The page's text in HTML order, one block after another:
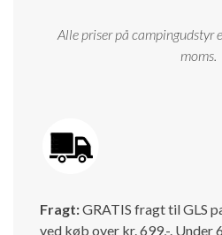
Alle priser på campingudstyr
moms.
Fragt:GRATIS fragt til GLS
ved køb over kr. 699,-. Under